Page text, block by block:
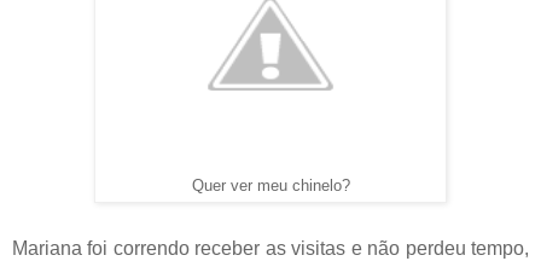
Quer ver meu chinelo?
Mariana foi correndo receber as visitas e não perdeu tempo,